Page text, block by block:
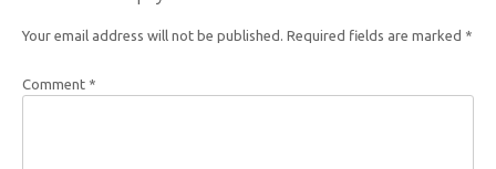
Your email address will not be published. Required fields are marked *
Comment *